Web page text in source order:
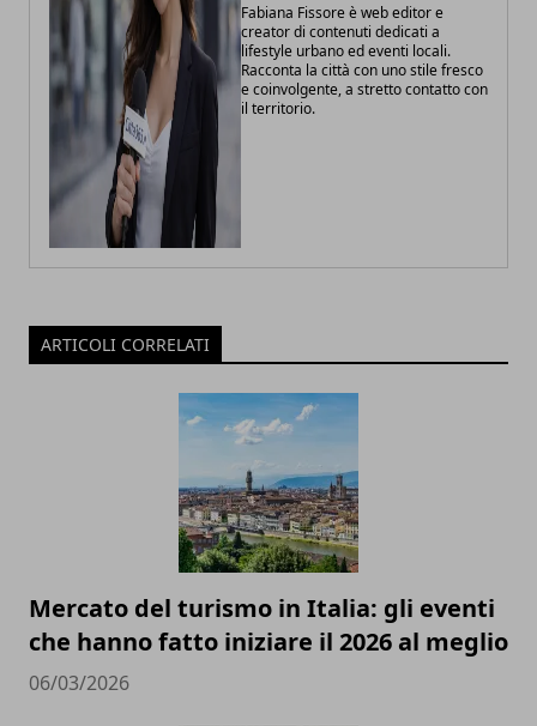
Fabiana Fissore è web editor e
creator di contenuti dedicati a
lifestyle urbano ed eventi locali.
Racconta la città con uno stile fresco
e coinvolgente, a stretto contatto con
il territorio.
ARTICOLI CORRELATI
Mercato del turismo in Italia: gli eventi
che hanno fatto iniziare il 2026 al meglio
06/03/2026